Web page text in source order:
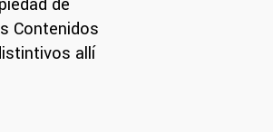
Contenidos
allí